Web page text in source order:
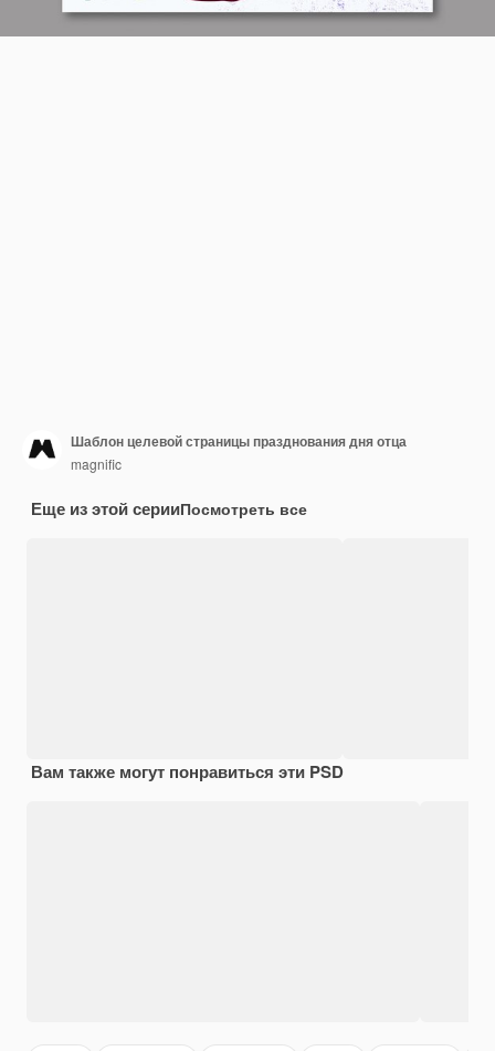
Шаблон целевой страницы празднования дня отца
magnific
Еще из этой серииПосмотреть все
Вам также могут понравиться эти PSD